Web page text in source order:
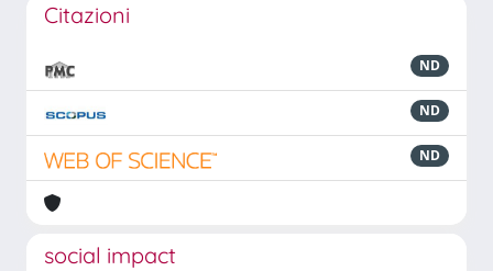
Citazioni
ND
ND
ND
social impact